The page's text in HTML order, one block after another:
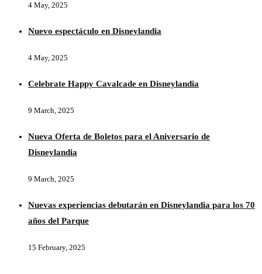
4 May, 2025
Nuevo espectáculo en Disneylandia
4 May, 2025
Celebrate Happy Cavalcade en Disneylandia
9 March, 2025
Nueva Oferta de Boletos para el Aniversario de
Disneylandia
9 March, 2025
Nuevas experiencias debutarán en Disneylandia para los 70
años del Parque
15 February, 2025